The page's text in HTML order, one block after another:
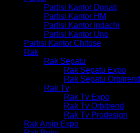
Partisi Kantor Donati
Partisi Kantor HM
Partisi Kantor Indachi
Partisi Kantor Uno
Partisi Kantor Chitose
Rak
Rak Sepatu
Rak Sepatu Expo
Rak Sepatu Orbitrend
Rak Tv
Rak Tv Expo
Rak Tv Orbitrend
Rak Tv Prodesign
Rak Arsip Expo